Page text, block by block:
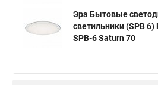
Эра Бытовые
светильники (SPB 6)
SPB-6 Saturn 70